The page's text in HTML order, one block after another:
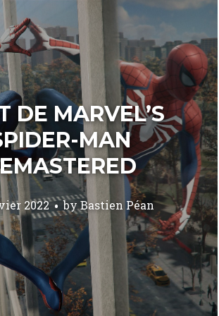
DE MARVEL’S
MAN
2022 byBastien Péan